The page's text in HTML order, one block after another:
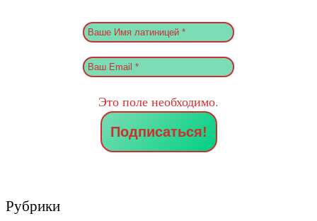
Это поле необходимо.
Рубрики